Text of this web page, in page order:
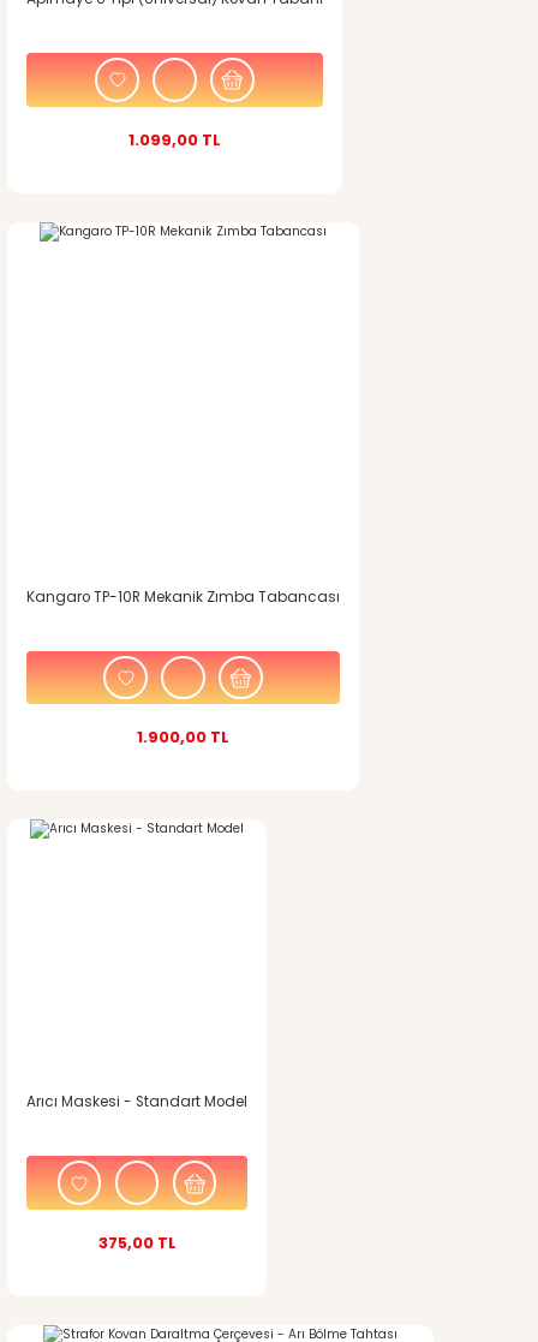
1.099,00 TL
Kangaro TP-10R Mekanik Zımba Tabancası
1.900,00 TL
Arıcı Maskesi - Standart Model
375,00 TL